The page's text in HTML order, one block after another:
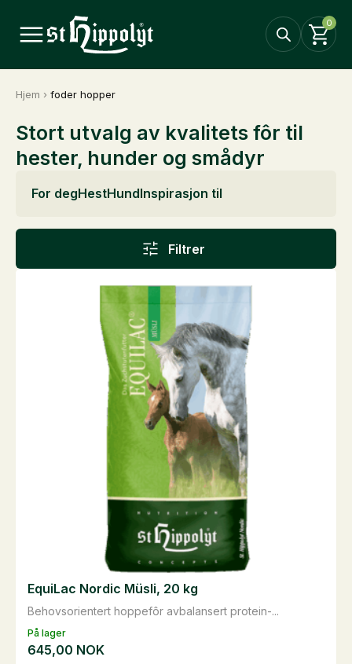
0
Hjem › foder hopper
Stort utvalg av kvalitets fôr til
hester, hunder og smådyr
For degHestHundInspirasjon til
Filtrer
På lager
Behovsorientert hoppefôr avbalansert protein-...
EquiLac Nordic Müsli, 20 kg
645,00 NOK